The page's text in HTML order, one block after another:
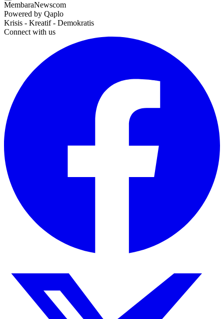
MembaraNewscom
Powered by Qaplo
Krisis - Kreatif - Demokratis
Connect with us